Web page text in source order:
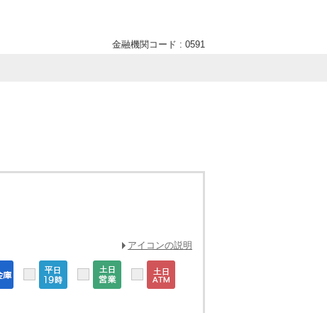
金融機関コード : 0591
アイコンの説明